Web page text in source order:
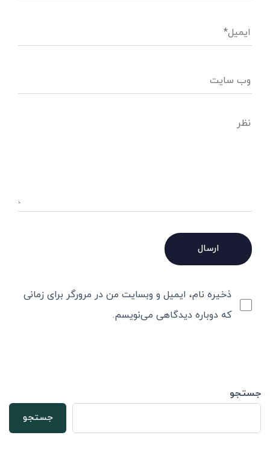
ذخیره نام، ایمیل و وبسایت من در مرورگر برای زمانی
که دوباره دیدگاهی می‌نویسم.
جستجو
جستجو